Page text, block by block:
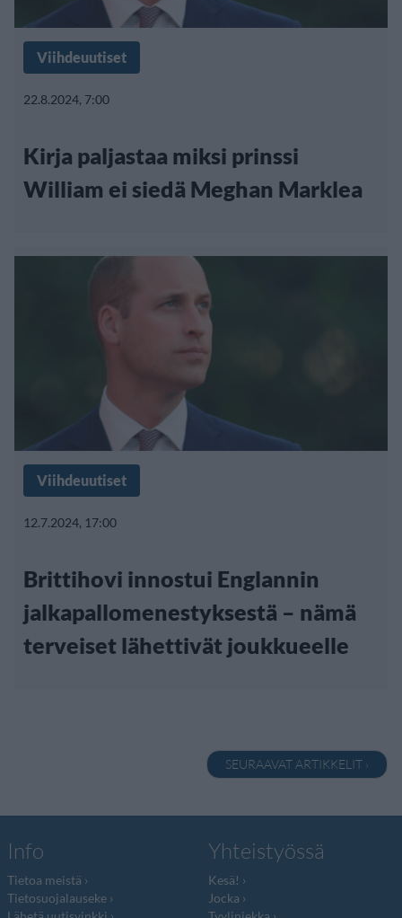
Viihdeuutiset
22.8.2024, 7:00
Kirja paljastaa miksi prinssi
William ei siedä Meghan Marklea
Viihdeuutiset
12.7.2024, 17:00
Brittihovi innostui Englannin
jalkapallomenestyksestä – nämä
terveiset lähettivät joukkueelle
SEURAAVAT ARTIKKELIT ›
Info
Tietoa meistä
Tietosuojalauseke
Yhteistyössä
Kesä!
Jocka